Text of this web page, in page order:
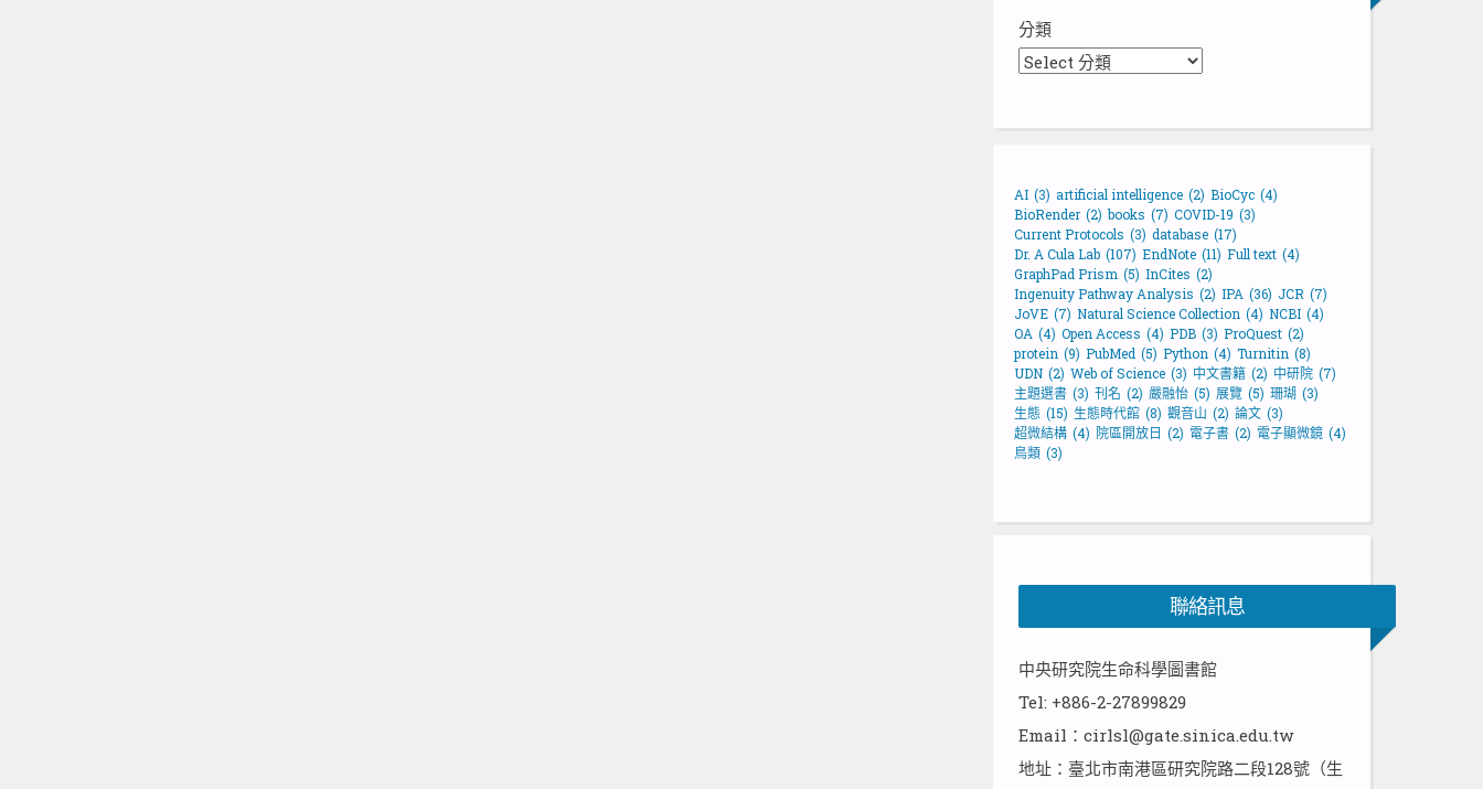
分類
AI (3) artificial intelligence (2) BioCyc (4)
BioRender (2) books (7) COVID-19 (3)
Current Protocols (3) database (17)
Dr. A Cula Lab (107) EndNote (11) Full text (4)
GraphPad Prism (5) InCites (2)
Ingenuity Pathway Analysis (2) IPA (36) JCR (7)
JoVE (7) Natural Science Collection (4) NCBI (4)
OA (4) Open Access (4) PDB (3) ProQuest (2)
protein (9) PubMed (5) Python (4) Turnitin (8)
UDN (2) Web of Science (3) 中文書籍 (2) 中研院 (7)
主題選書 (3) 刊名 (2) 嚴融怡 (5) 展覽 (5) 珊瑚 (3)
生態 (15) 生態時代館 (8) 觀音山 (2) 論文 (3)
超微結構 (4) 院區開放日 (2) 電子書 (2) 電子顯微鏡 (4)
鳥類 (3)
聯絡訊息
中央研究院生命科學圖書館
Tel: +886-2-27899829
Email：cirlsl@gate.sinica.edu.tw
地址：臺北市南港區研究院路二段128號（生